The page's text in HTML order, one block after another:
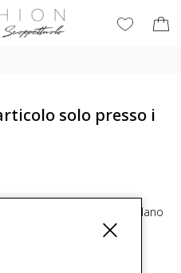
solo presso i
(Av) 83036 Mirabella Eclano